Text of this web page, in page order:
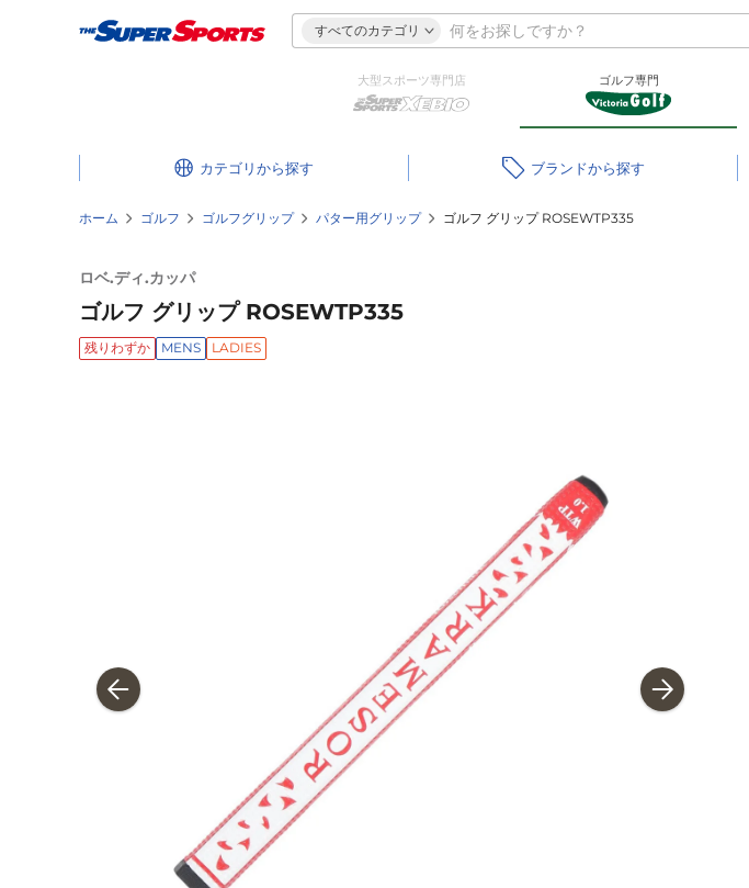
すべてのカテゴリ
大型スポーツ専門店 ゴルフ専門
カテゴリ ブランド
ホーム ゴルフ ゴルフグリップ パター用グリップ ゴルフ グリップ ROSEWTP335
ロベ.ディ.カッパ
ゴルフ グリップ ROSEWTP335
残りわずか MENS LADIES